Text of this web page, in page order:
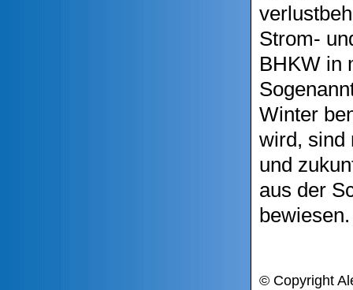
Strom-
BHKW in
Winter
wird, sind
und
aus der
© Copyright